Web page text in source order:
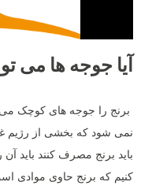
آیا جوجه ها می
برنج را جوجه های کوچک می
نمی شود که بخشی از رژیم
باید برنج مصرف کنند باید آن
کنیم که برنج حاوی موادی